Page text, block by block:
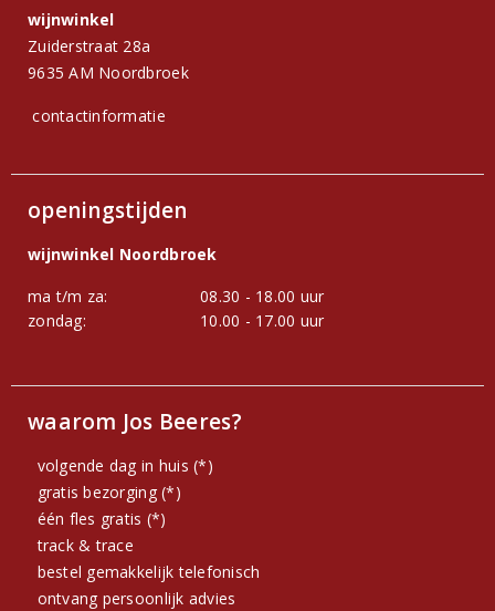
wijnwinkel
Zuiderstraat 28a
9635 AM Noordbroek
contactinformatie
openingstijden
wijnwinkel Noordbroek
ma t/m za:
08.30 - 18.00 uur
zondag:
10.00 - 17.00 uur
waarom Jos Beeres?
volgende dag in huis (*)
gratis bezorging (*)
één fles gratis (*)
track & trace
bestel gemakkelijk telefonisch
ontvang persoonlijk advies